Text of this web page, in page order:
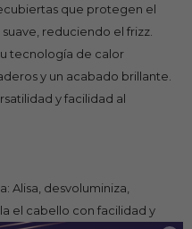
que protegen el
reduciendo el frizz.
tecnología de calor
y un acabado brillante.
y facilidad al
Alisa, desvoluminiza,
el cabello con facilidad y